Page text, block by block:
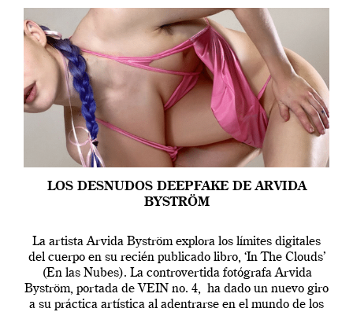
LOS DESNUDOS DEEPFAKE DE ARVIDA
BYSTRÖM
La artista Arvida Byström explora los límites digitales
del cuerpo en su recién publicado libro, ‘In The Clouds’
(En las Nubes). La controvertida fotógrafa Arvida
Byström, portada de VEIN no. 4, ha dado un nuevo giro
a su práctica artística al adentrarse en el mundo de los